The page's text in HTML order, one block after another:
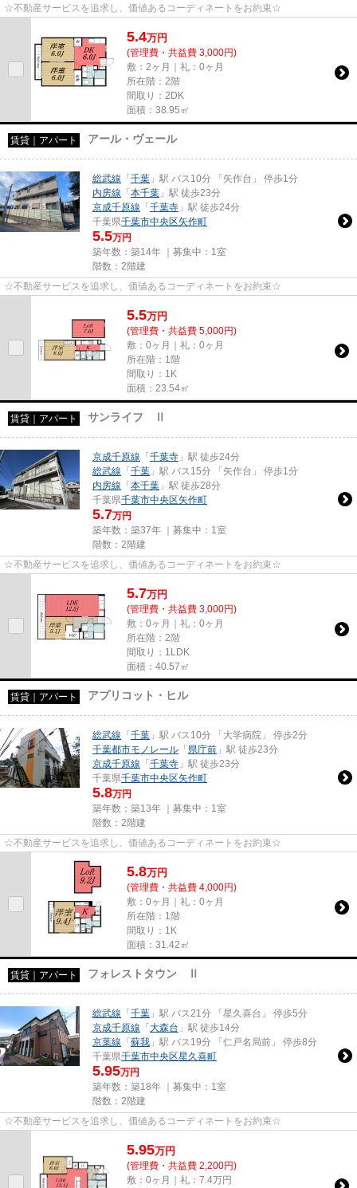
☆不動産サービスを追求し、価値あるコーディネートをお約束☆
5.4万円
(管理費・共益費 3,000円)
敷：2ヶ月｜礼：0ヶ月
所在階：2階
間取り：2DK
面積：38.95㎡
賃貸｜アパート アール・ヴェール
総武線 「 千葉 」駅 バス10分 「矢作台」 停歩1分
内房線 「 本千葉 」駅 徒歩23分
京成千原線 「 千葉寺 」駅 徒歩24分
千葉県千葉市中央区矢作町
5.5万円
築年数：築14年 ｜募集中： 1室
階数：2階建
☆不動産サービスを追求し、価値あるコーディネートをお約束☆
5.5万円
(管理費・共益費 5,000円)
敷：0ヶ月｜礼：0ヶ月
所在階：1階
間取り：1K
面積：23.54㎡
賃貸｜アパート サンライフ Ⅱ
京成千原線 「 千葉寺 」駅 徒歩24分
総武線 「 千葉 」駅 バス15分 「矢作台」 停歩1分
内房線 「 本千葉 」駅 徒歩28分
千葉県千葉市中央区矢作町
5.7万円
築年数：築37年 ｜募集中： 1室
階数：2階建
☆不動産サービスを追求し、価値あるコーディネートをお約束☆
5.7万円
(管理費・共益費 3,000円)
敷：0ヶ月｜礼：0ヶ月
所在階：2階
間取り：1LDK
面積：40.57㎡
賃貸｜アパート アプリコット・ヒル
総武線 「 千葉 」駅 バス10分 「大学病院」 停歩2分
千葉都市モノレール 「 県庁前 」駅 徒歩23分
京成千原線 「 千葉寺 」駅 徒歩23分
千葉県千葉市中央区矢作町
5.8万円
築年数：築13年 ｜募集中： 1室
階数：2階建
☆不動産サービスを追求し、価値あるコーディネートをお約束☆
5.8万円
(管理費・共益費 4,000円)
敷：0ヶ月｜礼：0ヶ月
所在階：1階
間取り：1K
面積：31.42㎡
賃貸｜アパート フォレストタウン Ⅱ
総武線 「 千葉 」駅 バス21分 「星久喜台」 停歩5分
京成千原線 「 大森台 」駅 徒歩14分
京葉線 「 蘇我 」駅 バス19分 「仁戸名局前」 停歩8分
千葉県千葉市中央区星久喜町
5.95万円
築年数：築18年 ｜募集中： 1室
階数：2階建
☆不動産サービスを追求し、価値あるコーディネートをお約束☆
5.95万円
(管理費・共益費 2,200円)
敷：0ヶ月｜礼：7.4万円